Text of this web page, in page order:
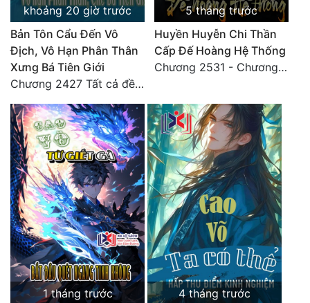
Xuyên Sách
Xuyên Thư
Điền Văn
Đô Thị
Đông Phương
Đông Phương Huyền Huyễn
Đồng Nhân
Cẩu Đạo Trường Sinh
Ngự Thú
Truyện Nam
khoảng 20 giờ trước
Bản Tôn Cẩu Đến Vô
Địch, Vô Hạn Phân Thân
Xưng Bá Tiên Giới
Chương 2427 Tất cả đều nhờ nỗ lực! Mời Đế vào Thiên!
5 tháng trước
Huyền Huyễn Chi Thần
Cấp Đế Hoàng Hệ Thống
Chương 2531 - Chương cuối
1 tháng trước
4 tháng trước